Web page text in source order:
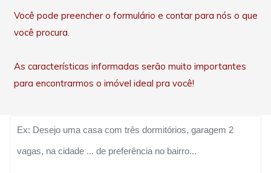
Você pode preencher o formulário e contar para nós o que
você procura.
As características informadas serão muito importantes
para encontrarmos o imóvel ideal pra você!